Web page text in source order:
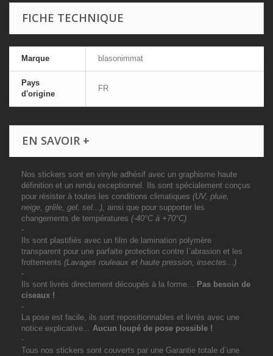
FICHE TECHNIQUE
Marque blasonimmat
Pays
d'origine
FR
EN SAVOIR +
Nos stickers sont en vinyle adhésif avec un graphisme haute
définition et un rendu exceptionnel. Ils sont spécialement conçus
pour résister à toutes les conditions climatiques (UV, pluie,
neige, grêle, gel, sel...), ainsi que pour supporter les
changements de températures (-40°C à +70°C)
-
Ils sont plastifiés avec un film de lamination polymère
transparent pour une parfaite protection contre l`abrasion et les
frottements (Lavages rouleaux et haute pression, insectes...)
-
Ils sont livrés directement découpés à la forme... Pas besoin de
ciseaux !
-
La pose est facile, ils sont repositionnables et livrés avec une
notice explicative... Aucun loupé de pose possible !
-
Tous nos stickers sont couverts par une Garantie totale d`une